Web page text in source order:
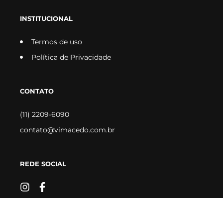
INSTITUCIONAL
Termos de uso
Política de Privacidade
CONTATO
(11) 2209-6090
contato@vimacedo.com.br
REDE SOCIAL